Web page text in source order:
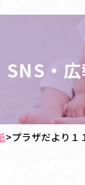
SNS・
>プラザだより１